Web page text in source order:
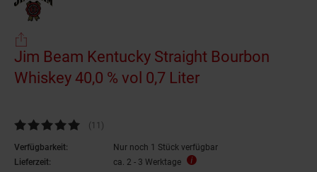
Jim Beam Kentucky Straight Bourbon
Whiskey 40,0 % vol 0,7 Liter
Kundenbewertung: 4,82 von 5 Sternen
(11 Kundenbewertungen
)
Verfügbarkeit:
Nur noch 1 Stück verfügbar
Lieferzeit:
ca. 2 - 3 Werktage